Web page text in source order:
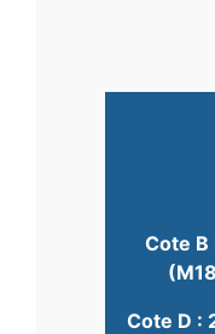
Cote B
Cote D :